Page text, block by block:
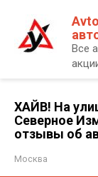
контенту
Все
ХАЙВ! На
Северное
отзывы об
Москва